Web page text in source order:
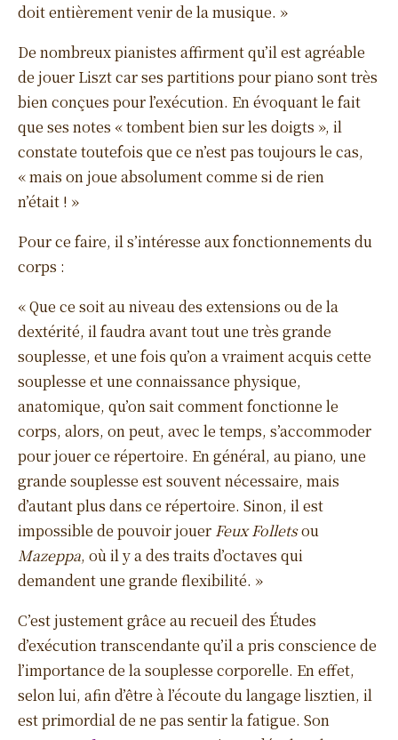
doit entièrement venir de la musique. »
De nombreux pianistes affirment qu’il est agréable
de jouer Liszt car ses partitions pour piano sont très
bien conçues pour l’exécution. En évoquant le fait
que ses notes « tombent bien sur les doigts », il
constate toutefois que ce n’est pas toujours le cas,
« mais on joue absolument comme si de rien
n’était ! »
Pour ce faire, il s’intéresse aux fonctionnements du
corps :
« Que ce soit au niveau des extensions ou de la
dextérité, il faudra avant tout une très grande
souplesse, et une fois qu’on a vraiment acquis cette
souplesse et une connaissance physique,
anatomique, qu’on sait comment fonctionne le
corps, alors, on peut, avec le temps, s’accommoder
pour jouer ce répertoire. En général, au piano, une
grande souplesse est souvent nécessaire, mais
d’autant plus dans ce répertoire. Sinon, il est
impossible de pouvoir jouer Feux Folletsou
Mazeppa, où il y a des traits d’octaves qui
demandent une grande flexibilité. »
C’est justement grâce au recueil des Études
d’exécution transcendante qu’il a pris conscience de
l’importance de la souplesse corporelle. En effet,
selon lui, afin d’être à l’écoute du langage lisztien, il
est primordial de ne pas sentir la fatigue. Son